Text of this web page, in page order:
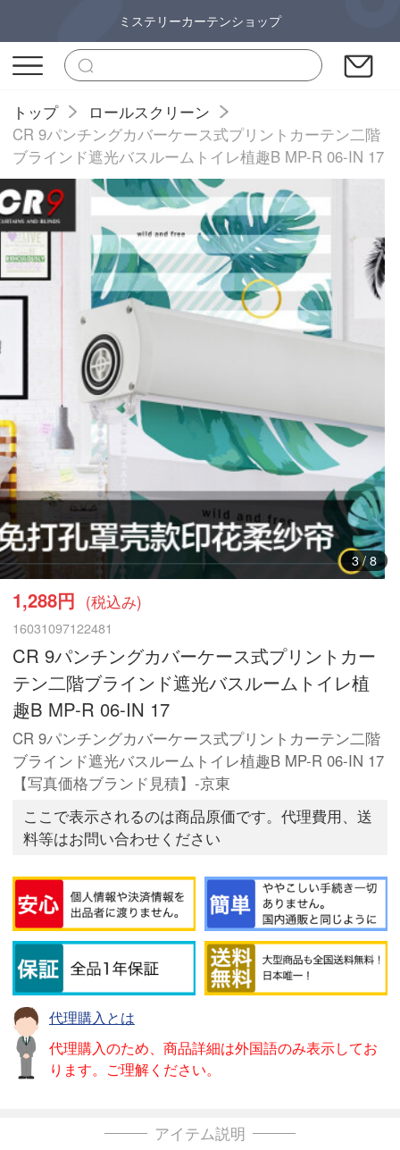
ミステリーカーテンショップ
トップ
ロールスクリーン
CR 9パンチングカバーケース式プリントカーテン二階
ブラインド遮光バスルームトイレ植趣B MP-R 06-IN 17
3/ 8
1,288円 (税込み)
16031097122481
CR 9パンチングカバーケース式プリントカー
テン二階ブラインド遮光バスルームトイレ植
趣B MP-R 06-IN 17
CR 9パンチングカバーケース式プリントカーテン二階
ブラインド遮光バスルームトイレ植趣B MP-R 06-IN 17
【写真価格ブランド見積】-京東
ここで表示されるのは商品原価です。代理費用、送
料等はお問い合わせください
代理購入とは
代理購入のため、商品詳細は外国語のみ表示してお
ります。ご理解ください。
アイテム説明